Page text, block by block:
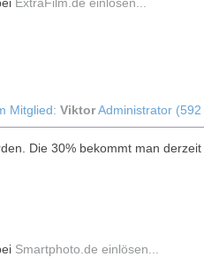
ExtraFilm.de einlösen...
Mitglied: Viktor Administrator (592
Die 30% bekommt man
Smartphoto.de einlösen...